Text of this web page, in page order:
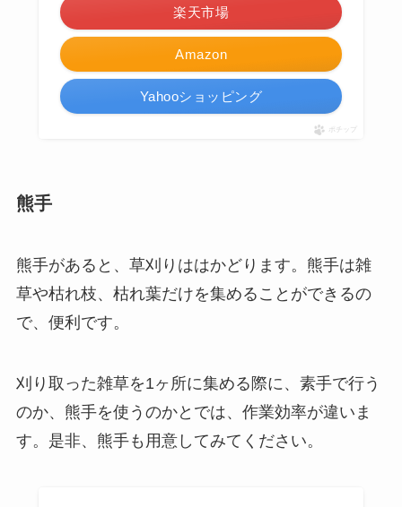
Amazon
楽天市場
Yahooショッピング
ポチップ
熊手
熊手があると、草刈りははかどります。 熊手は雑
草や枯れ枝、枯れ葉だけを集めることができるの
で、便利です。
刈り取った雑草を1ヶ所に集める際に、素手で行う
のか、熊手を使うのかとでは、作業効率が違いま
す。是非、熊手も用意してみてください。